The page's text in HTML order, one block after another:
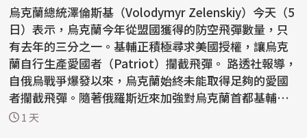
烏克蘭總統澤倫斯基（Volodymyr Zelenskiy）今天（5
日）表示，烏克蘭今年從盟國獲得的防空飛彈數量，只
有去年的三分之一。基輔正積極尋求美國授權，讓烏克
蘭自行生產愛國者（Patriot）攔截飛彈。 路透社報導，
自俄烏戰爭爆發以來，烏克蘭始終未能取得足夠的愛國
者攔截飛彈。隨著俄羅斯近來加強對烏克蘭首都基輔和
南部...
1 天